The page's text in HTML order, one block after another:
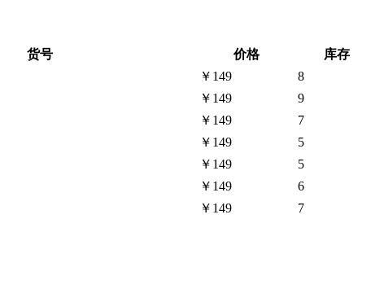
货号 价格
库存
￥149
8
￥149
9
￥149
7
￥149
5
￥149
5
￥149
6
￥149 7